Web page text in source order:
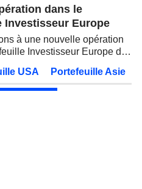
Publication des résultats - Q1 2027
Publication des résultats - Q1 2027
conducteurs. Les
sur la soutenabilité
dans le
Investisseur Europe
à une nouvelle opération
Investisseur Europe de
USA Portefeuille Asie